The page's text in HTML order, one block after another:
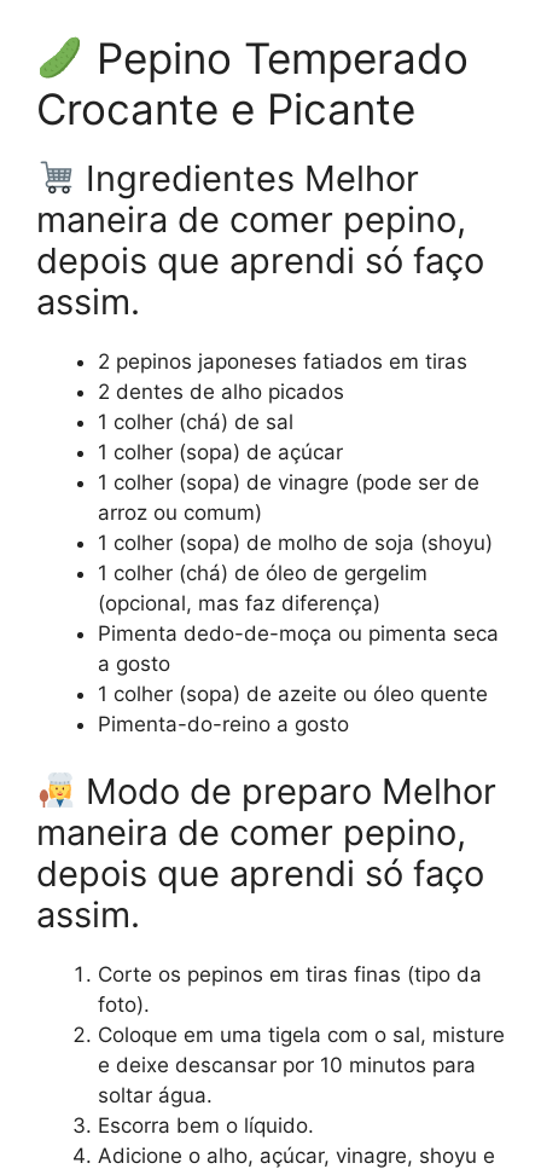
Pepino Temperado
Crocante e Picante
Ingredientes Melhor
maneira de comer pepino,
depois que aprendi só faço
assim.
2 pepinos japoneses fatiados em tiras
2 dentes de alho picados
1 colher (chá) de sal
1 colher (sopa) de açúcar
1 colher (sopa) de vinagre (pode ser de
arroz ou comum)
1 colher (sopa) de molho de soja (shoyu)
1 colher (chá) de óleo de gergelim
(opcional, mas faz diferença)
Pimenta dedo-de-moça ou pimenta seca
a gosto
1 colher (sopa) de azeite ou óleo quente
Pimenta-do-reino a gosto
Modo de preparo Melhor
maneira de comer pepino,
depois que aprendi só faço
assim.
Corte os pepinos em tiras finas (tipo da
foto).
Coloque em uma tigela com o sal, misture
e deixe descansar por 10 minutos para
soltar água.
Escorra bem o líquido.
Adicione o alho, açúcar, vinagre, shoyu e